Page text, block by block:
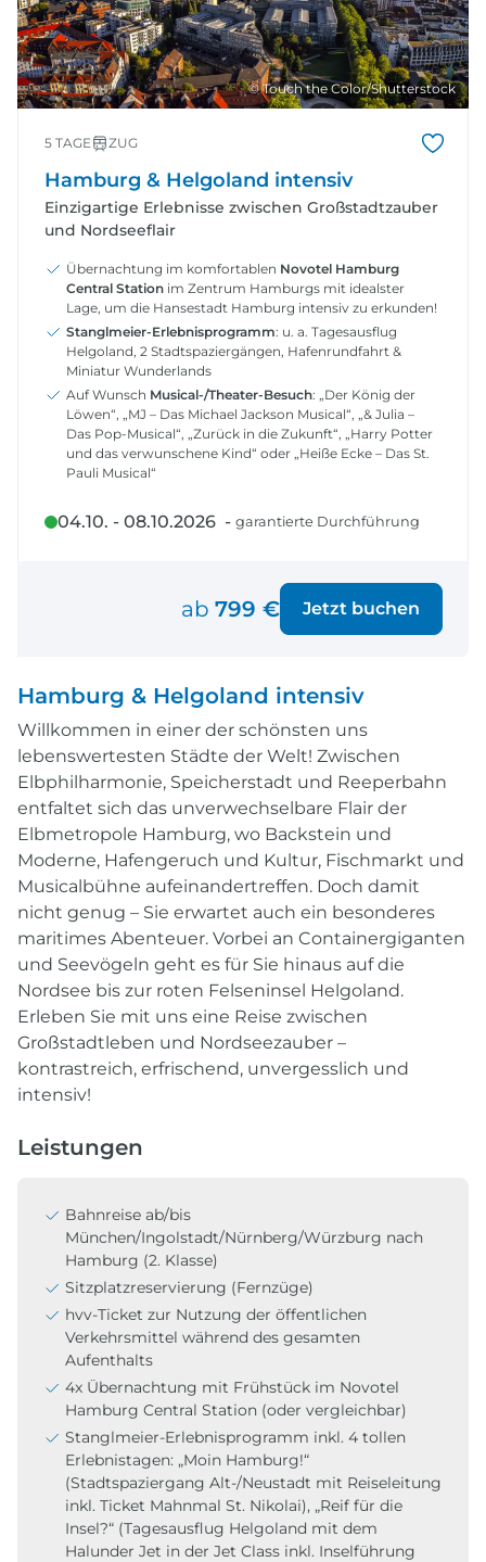
© Touch the Color/Shutterstock
5 TAGE ZUG
Hamburg & Helgoland intensiv
Einzigartige Erlebnisse zwischen Großstadtzauber
und Nordseeflair
Übernachtung im komfortablen Novotel Hamburg
Central Station im Zentrum Hamburgs mit idealster
Lage, um die Hansestadt Hamburg intensiv zu erkunden!
Stanglmeier-Erlebnisprogramm: u. a. Tagesausflug
Helgoland, 2 Stadtspaziergängen, Hafenrundfahrt &
Miniatur Wunderlands
Auf Wunsch Musical-/Theater-Besuch: „Der König der
Löwen“, „MJ – Das Michael Jackson Musical“, „& Julia –
Das Pop-Musical“, „Zurück in die Zukunft“, „Harry Potter
und das verwunschene Kind“ oder „Heiße Ecke – Das St.
Pauli Musical“
04.10. - 08.10.2026 - garantierte Durchführung
ab 799 € Jetzt buchen
Hamburg & Helgoland intensiv
Willkommen in einer der schönsten uns
lebenswertesten Städte der Welt! Zwischen
Elbphilharmonie, Speicherstadt und Reeperbahn
entfaltet sich das unverwechselbare Flair der
Elbmetropole Hamburg, wo Backstein und
Moderne, Hafengeruch und Kultur, Fischmarkt und
Musicalbühne aufeinandertreffen. Doch damit
nicht genug – Sie erwartet auch ein besonderes
maritimes Abenteuer. Vorbei an Containergiganten
und Seevögeln geht es für Sie hinaus auf die
Nordsee bis zur roten Felseninsel Helgoland.
Erleben Sie mit uns eine Reise zwischen
Großstadtleben und Nordseezauber –
kontrastreich, erfrischend, unvergesslich und
intensiv!
Leistungen
Bahnreise ab/bis
München/Ingolstadt/Nürnberg/Würzburg nach
Hamburg (2. Klasse)
Sitzplatzreservierung (Fernzüge)
hvv-Ticket zur Nutzung der öffentlichen
Verkehrsmittel während des gesamten
Aufenthalts
4x Übernachtung mit Frühstück im Novotel
Hamburg Central Station (oder vergleichbar)
Stanglmeier-Erlebnisprogramm inkl. 4 tollen
Erlebnistagen: „Moin Hamburg!“
(Stadtspaziergang Alt-/Neustadt mit Reiseleitung
inkl. Ticket Mahnmal St. Nikolai), „Reif für die
Insel?“ (Tagesausflug Helgoland mit dem
Halunder Jet in der Jet Class inkl. Inselführung